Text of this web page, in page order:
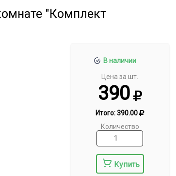
"Комплект
В наличии
Цена за шт.
390
Итого:390.00
Количество
Купить